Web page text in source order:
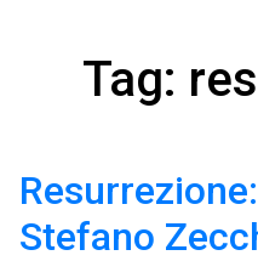
Tag:
Stefano